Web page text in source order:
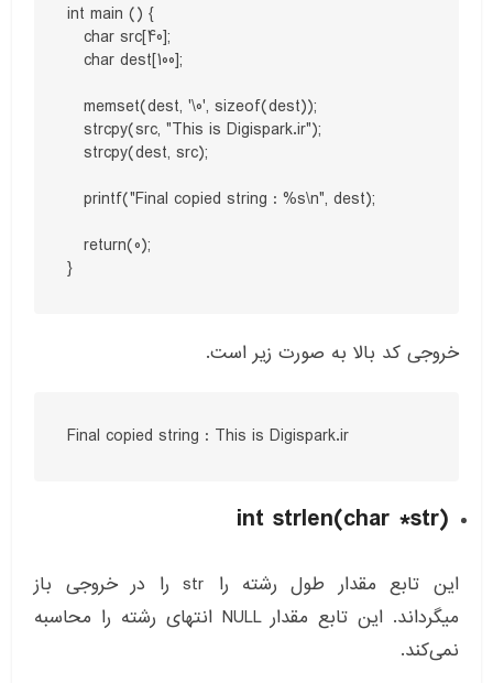
int main () {
   char src[40];
   char dest[100];
   memset(dest, '\0', sizeof(dest));
   strcpy(src, "This is Digispark.ir");
   strcpy(dest, src);
   printf("Final copied string : %s\n", dest);
   return(0);
}
خروجی کد بالا به صورت زیر است.
Final copied string : This is Digispark.ir
int strlen(char *str)
این تابع مقدار طول رشته را str را در خروجی باز
میگرداند. این تابع مقدار NULL انتهای رشته را محاسبه
نمی‌کند.